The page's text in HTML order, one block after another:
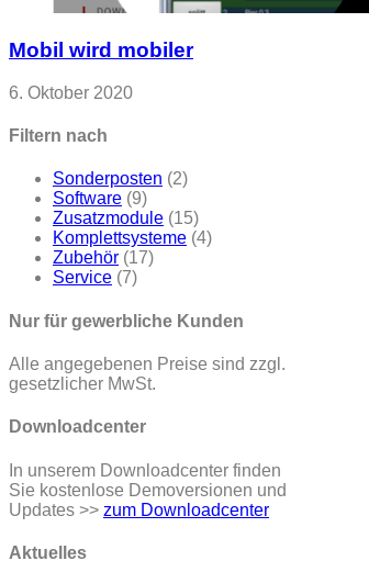
Mobil wird mobiler
6. Oktober 2020
Filtern nach
Sonderposten (2)
Software (9)
Zusatzmodule (15)
Komplettsysteme (4)
Zubehör (17)
Service (7)
Nur für gewerbliche Kunden
Alle angegebenen Preise sind zzgl.
gesetzlicher MwSt.
Downloadcenter
In unserem Downloadcenter finden
Sie kostenlose Demoversionen und
Updates >> zum Downloadcenter
Aktuelles